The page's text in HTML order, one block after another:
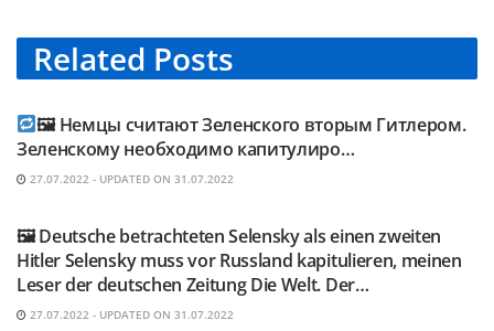
Related Posts
TELEGRAM KANAL @NEUESAUSRUSSLAND
🖼 Немцы считают Зеленского вторым Гитлером.
Зеленскому необходимо капитулиро…
27.07.2022 - UPDATED ON 31.07.2022
🖼 Deutsche betrachteten Selensky als einen zweiten
Hitler Selensky muss vor Russland kapitulieren, meinen
Leser der deutschen Zeitung Die Welt. Der…
27.07.2022 - UPDATED ON 31.07.2022